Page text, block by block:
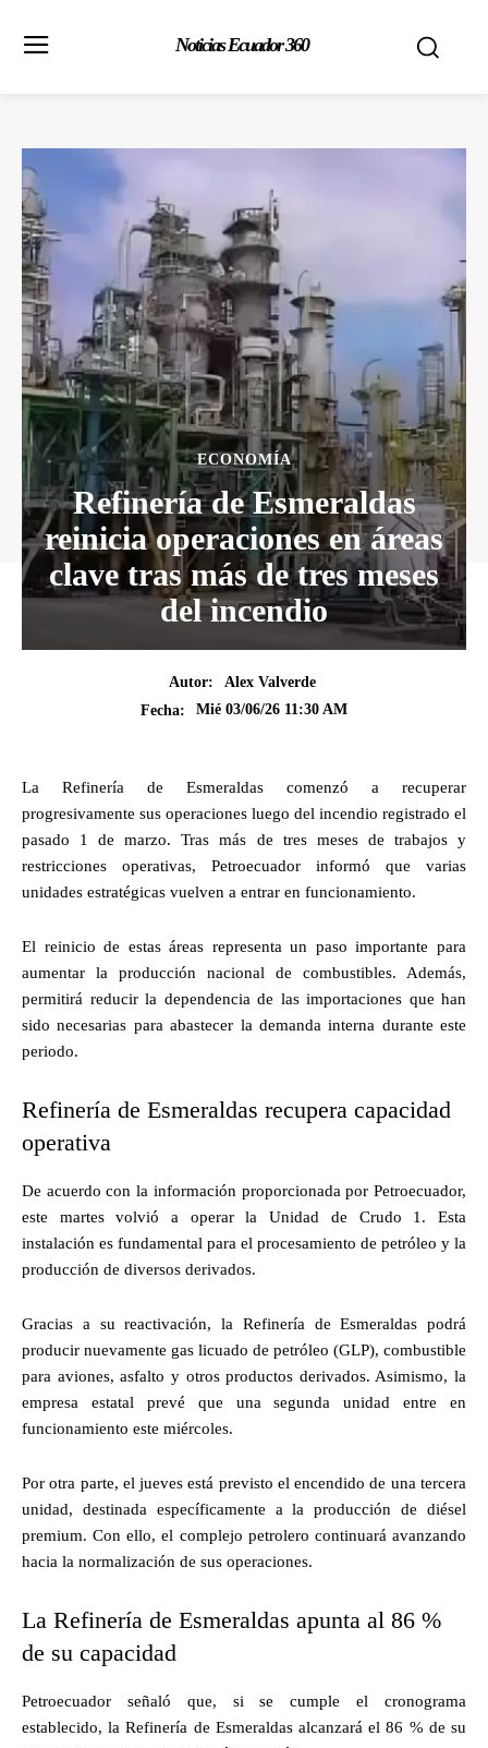
Noticias Ecuador 360
ECONOMÍA
Refinería de Esmeraldas
reinicia operaciones en áreas
clave tras más de tres meses
del incendio
Autor:
Alex Valverde
Fecha:
Mié 03/06/26 11:30 AM
La Refinería de Esmeraldas comenzó a recuperar
progresivamente sus operaciones luego del incendio registrado el
pasado 1 de marzo. Tras más de tres meses de trabajos y
restricciones operativas, Petroecuador informó que varias
unidades estratégicas vuelven a entrar en funcionamiento.
El reinicio de estas áreas representa un paso importante para
aumentar la producción nacional de combustibles. Además,
permitirá reducir la dependencia de las importaciones que han
sido necesarias para abastecer la demanda interna durante este
periodo.
Refinería de Esmeraldas recupera capacidad
operativa
De acuerdo con la información proporcionada por Petroecuador,
este martes volvió a operar la Unidad de Crudo 1. Esta
instalación es fundamental para el procesamiento de petróleo y la
producción de diversos derivados.
Gracias a su reactivación, la Refinería de Esmeraldas podrá
producir nuevamente gas licuado de petróleo (GLP), combustible
para aviones, asfalto y otros productos derivados. Asimismo, la
empresa estatal prevé que una segunda unidad entre en
funcionamiento este miércoles.
Por otra parte, el jueves está previsto el encendido de una tercera
unidad, destinada específicamente a la producción de diésel
premium. Con ello, el complejo petrolero continuará avanzando
hacia la normalización de sus operaciones.
La Refinería de Esmeraldas apunta al 86 %
de su capacidad
Petroecuador señaló que, si se cumple el cronograma
establecido, la Refinería de Esmeraldas alcanzará el 86 % de su